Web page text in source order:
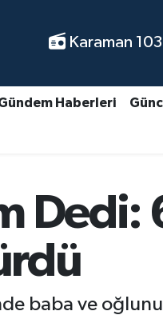
Karaman
Haberleri
baba ve